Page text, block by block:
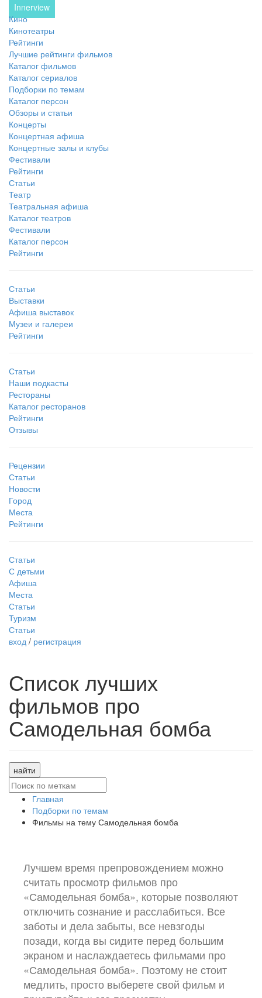
Innerview
Кино
Кинотеатры
Рейтинги
Лучшие рейтинги фильмов
Каталог фильмов
Каталог сериалов
Подборки по темам
Каталог персон
Обзоры и статьи
Концерты
Концертная афиша
Концертные залы и клубы
Фестивали
Рейтинги
Статьи
Театр
Театральная афиша
Каталог театров
Фестивали
Каталог персон
Рейтинги
Статьи
Выставки
Афиша выставок
Музеи и галереи
Рейтинги
Статьи
Наши подкасты
Рестораны
Каталог ресторанов
Рейтинги
Отзывы
Рецензии
Статьи
Новости
Город
Места
Рейтинги
Статьи
С детьми
Афиша
Места
Статьи
Туризм
Статьи
вход / регистрация
Список лучших
фильмов про
Самодельная бомба
найти
Главная
Подборки по темам
Фильмы на тему Самодельная бомба
Лучшем время препровождением можно
считать просмотр фильмов про
«Самодельная бомба», которые позволяют
отключить сознание и расслабиться. Все
заботы и дела забыты, все невзгоды
позади, когда вы сидите перед большим
экраном и наслаждаетесь фильмами про
«Самодельная бомба». Поэтому не стоит
медлить, просто выберете свой фильм и